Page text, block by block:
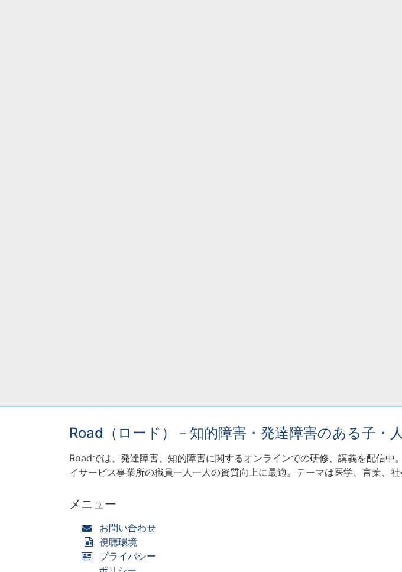
Road（ロード）－知的障害・発達障害のある子
Roadでは、発達障害、知的障害に関するオンラインでの研修、講義を配信
イサービス事業所の職員一人一人の資質向上に最適。テーマは医学、言葉、社
メニュー
お問い合わせ
視聴環境
プライバシー